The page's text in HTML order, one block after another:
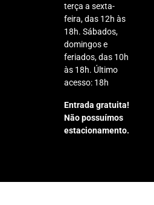
terça a sexta-
feira, das 12h às
18h. Sábados,
domingos e
feriados, das 10h
às 18h. Último
acesso: 18h
Entrada gratuita!
Não possuímos
estacionamento.